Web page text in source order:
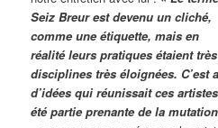
Seiz Breur est devenu un cliché,
comme une étiquette, mais en
réalité leurs pratiques étaient
disciplines très éloignées. C’est
d’idées qui réunissait ces
été partie prenante de la